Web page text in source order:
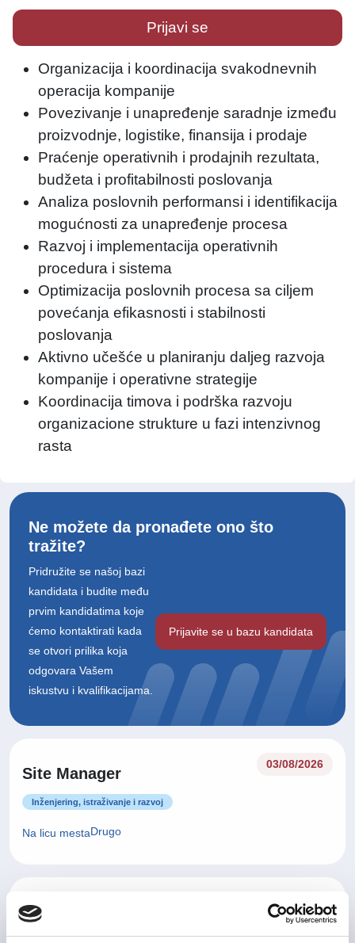
Ne možete da pronađete ono što
tražite?
Pridružite se našoj bazi
kandidata i budite među
prvim kandidatima koje
ćemo kontaktirati kada
se otvori prilika koja
odgovara Vašem
iskustvu i kvalifikacijama.
Prijavite se u bazu kandidata
Site Manager
03/08/2026
Inženjering, istraživanje i razvoj
Na licu mestaDrugo
Commissioning Engineer
03/08/2026
Prijavi se
Organizacija i koordinacija svakodnevnih
operacija kompanije
Povezivanje i unapređenje saradnje između
proizvodnje, logistike, finansija i prodaje
Praćenje operativnih i prodajnih rezultata,
budžeta i profitabilnosti poslovanja
Analiza poslovnih performansi i identifikacija
mogućnosti za unapređenje procesa
Razvoj i implementacija operativnih
procedura i sistema
Optimizacija poslovnih procesa sa ciljem
povećanja efikasnosti i stabilnosti
poslovanja
Aktivno učešće u planiranju daljeg razvoja
kompanije i operativne strategije
Koordinacija timova i podrška razvoju
organizacione strukture u fazi intenzivnog
rasta